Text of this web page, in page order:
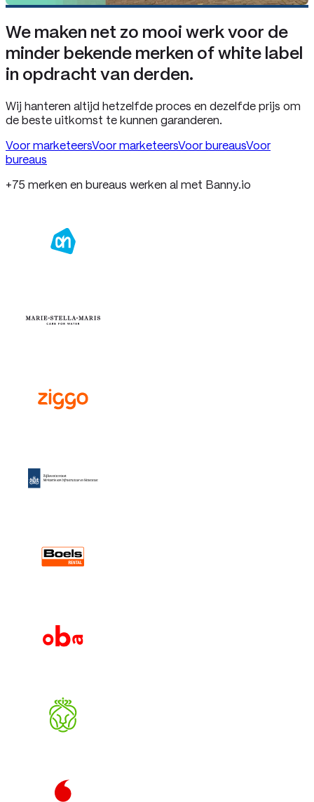
We maken net zo mooi werk voor de
minder bekende merken of white label
in opdracht van derden.
Wij hanteren altijd hetzelfde proces en dezelfde prijs om
de beste uitkomst te kunnen garanderen.
Voor marketeersVoor marketeersVoor bureausVoor
bureaus
+75 merken en bureaus werken al met Banny.io